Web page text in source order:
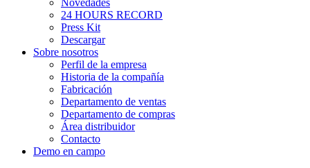
Novedades
24 HOURS RECORD
Press Kit
Descargar
Sobre nosotros
Perfil de la empresa
Historia de la compañía
Fabricación
Departamento de ventas
Departamento de compras
Área distribuidor
Contacto
Demo en campo